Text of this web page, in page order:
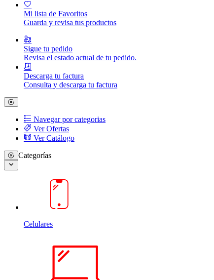
Mi lista de Favoritos
Guarda y revisa tus productos
Sigue tu pedido
Revisa el estado actual de tu pedido.
Descarga tu factura
Consulta y descarga tu factura
Navegar por categorias
Ver Ofertas
Ver Catálogo
Categorías
Celulares